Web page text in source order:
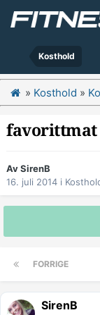
Kosthold
» Kosthold »
favorittmat
AvSirenB
16. juli 2014 i
FORRIGE
SirenB